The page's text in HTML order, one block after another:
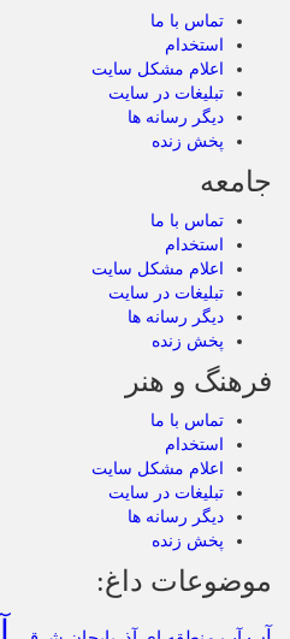
تماس با ما
استخدام
اعلام مشکل سایت
تبلیغات در سایت
دیگر رسانه ها
پخش زنده
جامعه
تماس با ما
استخدام
اعلام مشکل سایت
تبلیغات در سایت
دیگر رسانه ها
پخش زنده
فرهنگ و هنر
تماس با ما
استخدام
اعلام مشکل سایت
تبلیغات در سایت
دیگر رسانه ها
پخش زنده
موضوعات داغ: